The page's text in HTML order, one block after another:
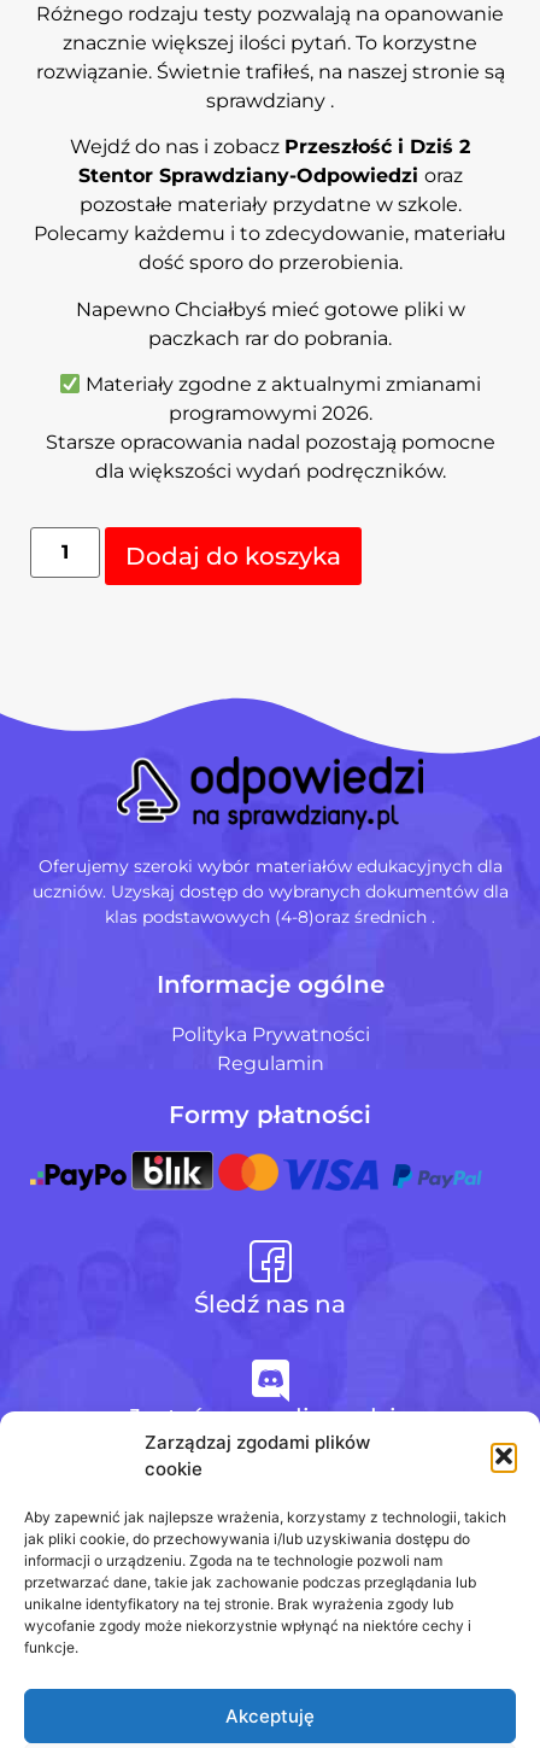
Zarządzaj zgodami plików
cookie
Aby zapewnić jak najlepsze wrażenia, korzystamy z technologii, takich
jak pliki cookie, do przechowywania i/lub uzyskiwania dostępu do
informacji o urządzeniu. Zgoda na te technologie pozwoli nam
przetwarzać dane, takie jak zachowanie podczas przeglądania lub
unikalne identyfikatory na tej stronie. Brak wyrażenia zgody lub
wycofanie zgody może niekorzystnie wpłynąć na niektóre cechy i
funkcje.
Akceptuję
Różnego rodzaju testy pozwalają na opanowanie
znacznie większej ilości pytań. To korzystne
rozwiązanie. Świetnie trafiłeś, na naszej stronie są
sprawdziany .
Wejdź do nas i zobacz Przeszłość i Dziś 2
Stentor Sprawdziany-Odpowiedzi oraz
pozostałe materiały przydatne w szkole.
Polecamy każdemu i to zdecydowanie, materiału
dość sporo do przerobienia.
Napewno Chciałbyś mieć gotowe pliki w
paczkach rar do pobrania.
Materiały zgodne z aktualnymi zmianami
programowymi 2026.
Starsze opracowania nadal pozostają pomocne
dla większości wydań podręczników.
Dodaj do koszyka
Oferujemy szeroki wybór materiałów edukacyjnych dla
uczniów. Uzyskaj dostęp do wybranych dokumentów dla
klas podstawowych (4-8)oraz średnich .
Informacje ogólne
Polityka Prywatności
Regulamin
Formy płatności
Śledź nas na
Jesteśmy na discordzie
+48 728 484 484
biuro@odpowiedzinasprawdziany.pl
Prawa Autorskie © 2020 - 2026
odpowiedzinasprawdziany.pl wszelkie prawa